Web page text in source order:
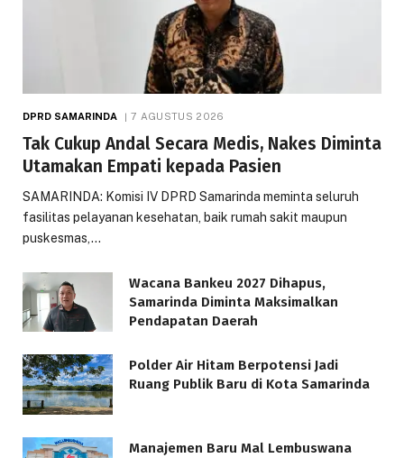
DPRD SAMARINDA 7 AGUSTUS 2026
Tak Cukup Andal Secara Medis, Nakes Diminta
Utamakan Empati kepada Pasien
SAMARINDA: Komisi IV DPRD Samarinda meminta seluruh
fasilitas pelayanan kesehatan, baik rumah sakit maupun
puskesmas,…
Wacana Bankeu 2027 Dihapus,
Samarinda Diminta Maksimalkan
Pendapatan Daerah
Polder Air Hitam Berpotensi Jadi
Ruang Publik Baru di Kota Samarinda
Manajemen Baru Mal Lembuswana